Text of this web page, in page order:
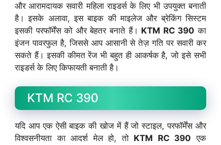
और आरामदायक सवारी महिला राइडर्स के लिए भी उपयुक्त बनाती
है। इसके अलावा, इस बाइक की माइलेज और ब्रेकिंग सिस्टम
इसकी परफॉर्मेंस को और बेहतर बनाते हैं। KTM RC 390 का
इंजन पावरफुल है, जिससे आप आसानी से तेज़ गति पर सवारी कर
सकते हैं। इसकी कीमत रेंज भी बहुत ही आकर्षक है, जो इसे सभी
राइडर्स के लिए किफायती बनाती है।
KTM RC 390
यदि आप एक ऐसी बाइक की खोज में हैं जो स्टाइल, परफॉर्मेंस और
विश्वसनीयता का आदर्श मेल हो, तो KTM RC 390 एक